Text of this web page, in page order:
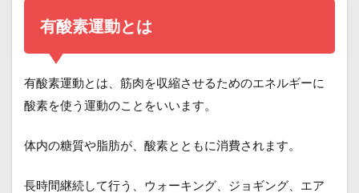
有酸素運動とは
有酸素運動とは、筋肉を収縮させるためのエネルギーに
酸素を使う運動のことをいいます。
体内の糖質や脂肪が、酸素とともに消費されます。
長時間継続して行う、ウォーキング、ジョギング、エア